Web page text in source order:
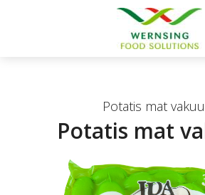
Potatis mat
Potatis mat